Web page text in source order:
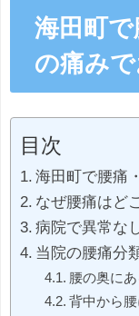
海田町
の痛み
目次
海田町で腰痛
なぜ腰痛はど
病院で異常な
当院の腰痛分
腰の奥に
背中から